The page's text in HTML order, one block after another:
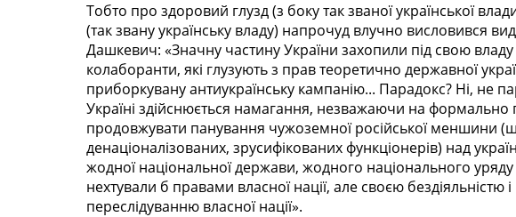
Тобто про здоровий глузд (з боку так званої української
(так звану українську владу) напрочуд влучно висловився
Дашкевич: «Значну частину України захопили під свою владу
колаборанти, які глузують з прав теоретично державної
приборкувану антиукраїнську кампанію... Парадокс? Ні, не
Україні здійснюється намагання, незважаючи на формально
продовжувати панування чужоземної російської меншини
денаціоналізованих, зрусифікованих функціонерів) над
жодної національної держави, жодного національного уряду і
нехтували б правами власної нації, але своєю бездіяльністю
переслі­дуванню власної нації».